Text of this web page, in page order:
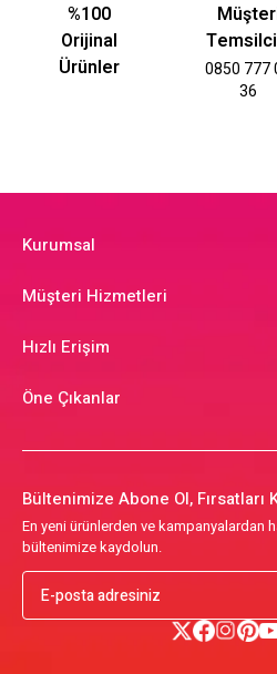
%100
Orijinal
Ürünler
0850 777
36
Kurumsal
Müşteri Hizmetleri
Hızlı Erişim
Öne Çıkanlar
Bültenimize Abone Ol, Fırsatları
En yeni ürünlerden ve kampanyalardan
bültenimize kaydolun.